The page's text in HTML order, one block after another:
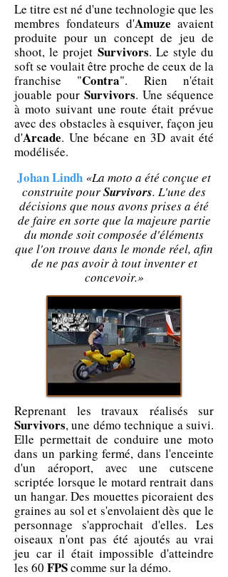
Le titre est né d'une technologie que les
membres fondateurs d'Amuze avaient
produite pour un concept de jeu de
shoot, le projet Survivors. Le style du
soft se voulait être proche de ceux de la
franchise "Contra". Rien n'était
jouable pour Survivors. Une séquence
à moto suivant une route était prévue
avec des obstacles à esquiver, façon jeu
d'Arcade. Une bécane en 3D avait été
modélisée.
Johan Lindh «La moto a été conçue et
construite pourSurvivors. L'une des
décisions que nous avons prises a été
de faire en sorte que la majeure partie
du monde soit composée d'éléments
que l'on trouve dans le monde réel, afin
de ne pas avoir à tout inventer et
concevoir.»
Reprenant les travaux réalisés sur
Survivors, une démo technique a suivi.
Elle permettait de conduire une moto
dans un parking fermé, dans l'enceinte
d'un aéroport, avec une cutscene
scriptée lorsque le motard rentrait dans
un hangar. Des mouettes picoraient des
graines au sol et s'envolaient dès que le
personnage s'approchait d'elles. Les
oiseaux n'ont pas été ajoutés au vrai
jeu car il était impossible d'atteindre
les 60 FPScomme sur la démo.